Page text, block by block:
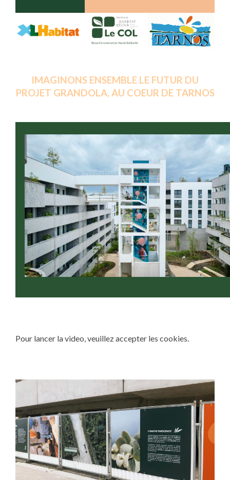
IMAGINONS ENSEMBLE LE FUTUR DU
PROJET GRANDOLA, AU COEUR DE TARNOS
Pour lancer la video, veuillez accepter les cookies.